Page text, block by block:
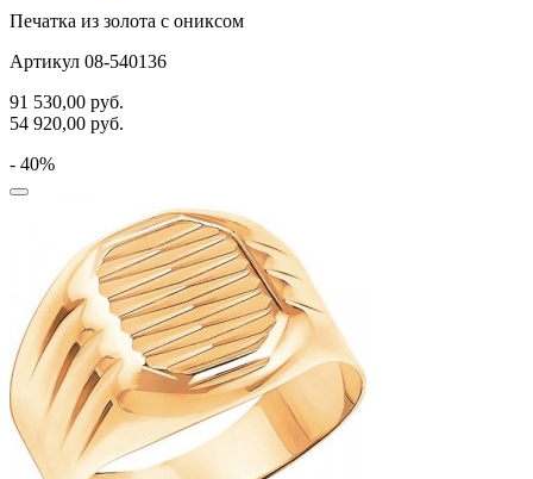
Печатка из золота с ониксом
Артикул 08-540136
91 530,00 руб.
54 920,00 руб.
- 40%